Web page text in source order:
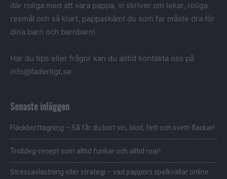
där roliga med att vara pappa, vi skriver om lekar, roliga
resmål och så klart, pappaskämt du som far måste dra för
dina barn och barnbarn!
Har du tips eller frågor kan du alltid kontakta oss på
info@faderligt.se
Senaste inläggen
Fläckborttagning – Så får du bort vin, blod, fett och svett-fläckar!
Trolldeg-recept som alltid funkar och alltid roar!
Stressavlastning eller strategi – vad pappors spelkvällar online